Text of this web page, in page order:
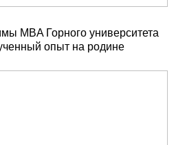
MBA Горного университета
опыт на родине